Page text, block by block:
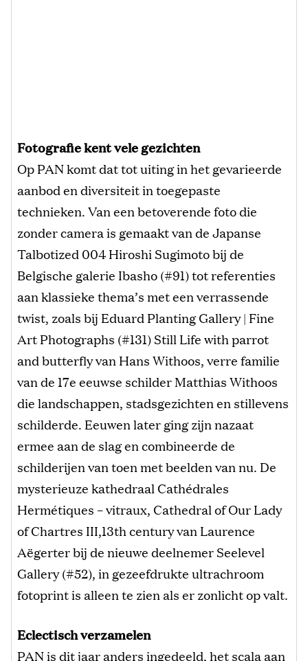
Fotografie kent vele gezichten
Op PAN komt dat tot uiting in het gevarieerde
aanbod en diversiteit in toegepaste
technieken. Van een betoverende foto die
zonder camera is gemaakt van de Japanse
Talbotized 004 Hiroshi Sugimoto bij de
Belgische galerie Ibasho (#91) tot referenties
aan klassieke thema’s met een verrassende
twist, zoals bij Eduard Planting Gallery | Fine
Art Photographs (#131) Still Life with parrot
and butterfly van Hans Withoos, verre familie
van de 17e eeuwse schilder Matthias Withoos
die landschappen, stadsgezichten en stillevens
schilderde. Eeuwen later ging zijn nazaat
ermee aan de slag en combineerde de
schilderijen van toen met beelden van nu. De
mysterieuze kathedraal Cathédrales
Hermétiques – vitraux, Cathedral of Our Lady
of Chartres III,13th century van Laurence
Aëgerter bij de nieuwe deelnemer Seelevel
Gallery (#52), in gezeefdrukte ultrachroom
fotoprint is alleen te zien als er zonlicht op valt.
Eclectisch verzamelen
PAN is dit jaar anders ingedeeld, het scala aan